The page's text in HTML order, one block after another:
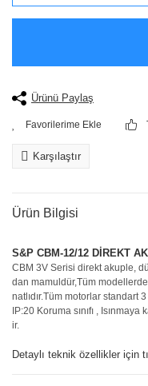
Ürünü Paylaş
Karşılaştır
Ürün Bilgisi
S&P CBM-12/12 DİREKT
CBM 3V Serisi direkt akuple,
dan mamuldür,Tüm
natlıdır.Tüm motorlar standart 3
IP:20 Koruma sınıfı , Isınmaya
ir.
Detaylı teknik özellikler için